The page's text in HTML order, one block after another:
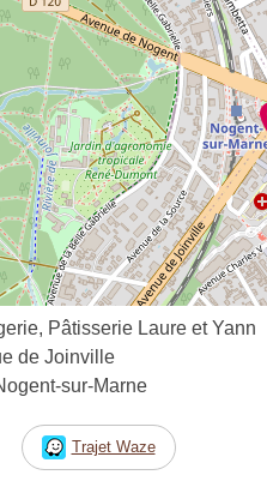
Pâtisserie Laure et Yann
de Joinville
sur-Marne
Trajet Waze